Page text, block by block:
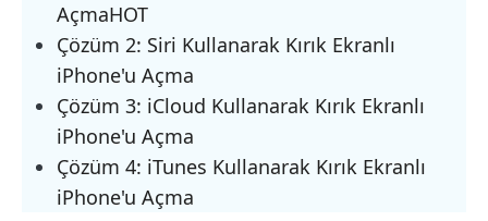
AçmaHOT
Çözüm 2: Siri Kullanarak Kırık Ekranlı
iPhone'u Açma
Çözüm 3: iCloud Kullanarak Kırık Ekranlı
iPhone'u Açma
Çözüm 4: iTunes Kullanarak Kırık Ekranlı
iPhone'u Açma